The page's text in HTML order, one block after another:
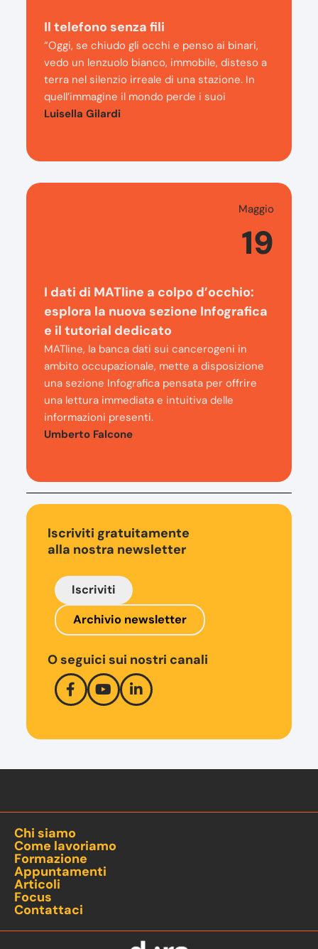
Il telefono senza fili
“Oggi, se chiudo gli occhi e penso ai binari,
vedo un lenzuolo bianco, immobile, disteso a
terra nel silenzio irreale di una stazione. In
quell’immagine il mondo perde i suoi
Luisella Gilardi
Maggio
19
I dati di MATline a colpo d’occhio:
esplora la nuova sezione Infografica
e il tutorial dedicato
MATline, la banca dati sui cancerogeni in
ambito occupazionale, mette a disposizione
una sezione Infografica pensata per offrire
una lettura immediata e intuitiva delle
informazioni presenti.
Umberto Falcone
Iscriviti gratuitamente
alla nostra newsletter
Iscriviti
Archivio newsletter
O seguici sui nostri canali
Chi siamo
Come lavoriamo
Formazione
Appuntamenti
Articoli
Focus
Contattaci